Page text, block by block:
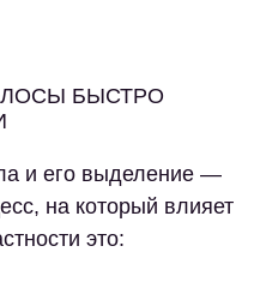
БЫСТРО
и его выделение —
на который влияет
это: